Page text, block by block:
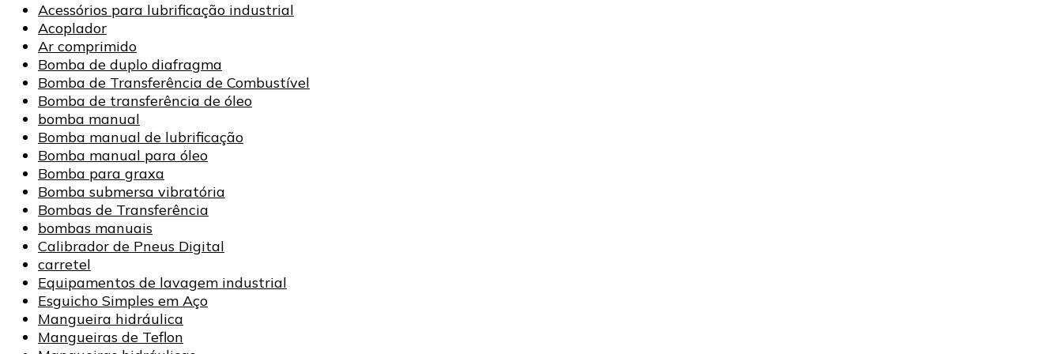
Acessórios para lubrificação industrial
Acoplador
Ar comprimido
Bomba de duplo diafragma
Bomba de Transferência de Combustível
Bomba de transferência de óleo
bomba manual
Bomba manual de lubrificação
Bomba manual para óleo
Bomba para graxa
Bomba submersa vibratória
Bombas de Transferência
bombas manuais
Calibrador de Pneus Digital
carretel
Equipamentos de lavagem industrial
Esguicho Simples em Aço
Mangueira hidráulica
Mangueiras de Teflon